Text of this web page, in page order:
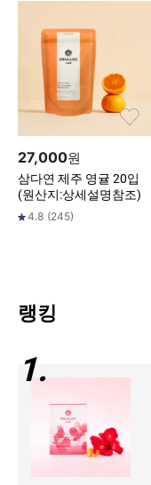
27,000원
삼다연 제주 영귤 20입
(원산지:상세설명참조)
4.8 (245)
랭킹
1.